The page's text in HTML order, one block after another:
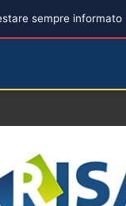
sempre informato